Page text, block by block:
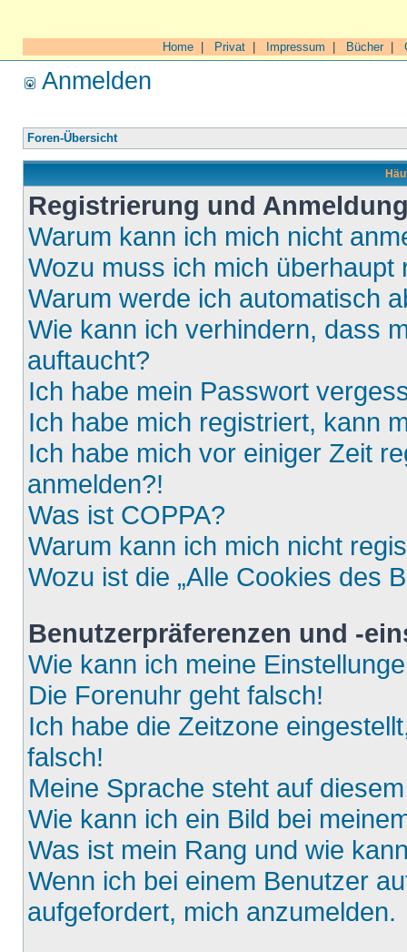
Home Privat Impressum Bücher|
Anmelden
Foren-Übersicht
Registrierung und
Warum kann ich mich nicht
Wozu muss ich mich überhaupt
Warum werde ich automatisch
Wie kann ich verhindern, dass
auftaucht?
Ich habe mein Passwort
Ich habe mich registriert, kann
Ich habe mich vor einiger Zeit
anmelden?!
Was ist COPPA?
Warum kann ich mich nicht
Wozu ist die „Alle Cookies des
Benutzerpräferenzen und -
Wie kann ich meine
Die Forenuhr geht falsch!
Ich habe die Zeitzone
falsch!
Meine Sprache steht auf
Wie kann ich ein Bild bei
Was ist mein Rang und wie
Wenn ich bei einem Benutzer
aufgefordert, mich anzumelden.